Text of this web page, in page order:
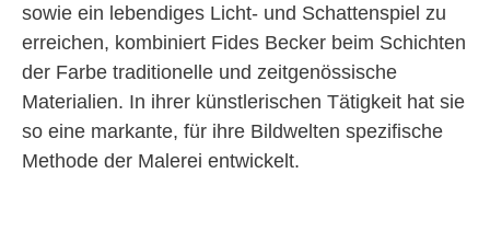
sowie ein lebendiges Licht- und Schattenspiel zu
erreichen, kombiniert Fides Becker beim Schichten
der Farbe traditionelle und zeitgenössische
Materialien. In ihrer künstlerischen Tätigkeit hat sie
so eine markante, für ihre Bildwelten spezifische
Methode der Malerei entwickelt.